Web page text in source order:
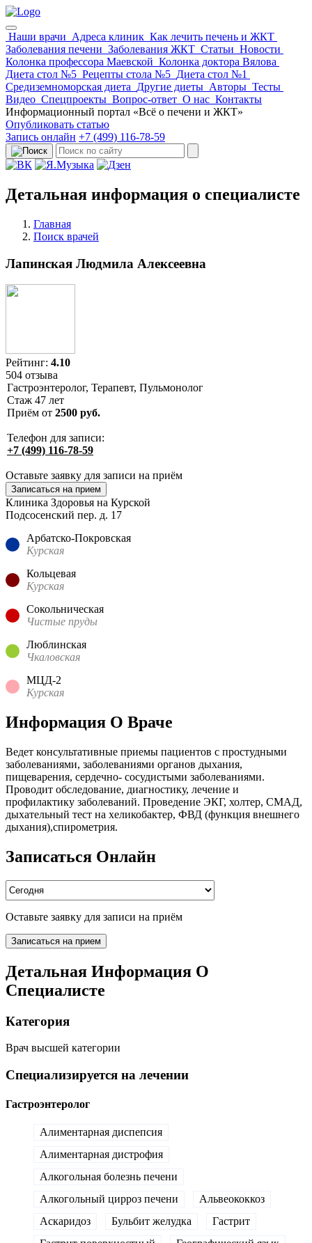
Наши врачи Адреса клиник Как лечить печень и ЖКТ
Заболевания печени Заболевания ЖКТ Статьи Новости
Колонка профессора Маевской Колонка доктора Вялова
Диета стол №5 Рецепты стола №5 Диета стол №1
Средиземноморская диета Другие диеты Авторы Тесты
Видео Спецпроекты Вопрос-ответ О нас Контакты
Информационный портал «Всё о печени и ЖКТ»
Опубликовать статью
Запись онлайн +7 (499) 116-78-59
Я ознакомлен с политикой конфиденциальностии
пользовательским соглашением сервиса DocDoc, даю своё
согласие Сервису наобработку моих персональных данных
уведомлен о том, что согласнополитике обработки ПД
оператором моих данных будет являться сервис DocDoc
Отправить
Детальная информация о специалисте
Главная
Поиск врачей
Лапинская Людмила Алексеевна
Рейтинг: 4.10
504 отзыва
Гастроэнтеролог, Терапевт, Пульмонолог
Стаж 47 лет
Приём от 2500 руб.
Телефон для записи:
+7 (499) 116-78-59
Оставьте заявку для записи на приём
Записаться на прием
Клиника Здоровья на Курской
Подсосенский пер. д. 17
Арбатско-Покровская
Курская
Кольцевая
Курская
Сокольническая
Чистые пруды
Люблинская
Чкаловская
МЦД-2
Курская
Информация О Враче
Ведет консультативные приемы пациентов с простудными
заболеваниями, заболеваниями органов дыхания,
пищеварения, сердечно- сосудистыми заболеваниями.
Проводит обследование, диагностику, лечение и
профилактику заболеваний. Проведение ЭКГ, холтер, СМАД,
дыхательный тест на хеликобактер, ФВД (функция внешнего
дыхания),спирометрия.
Записаться Онлайн
Оставьте заявку для записи на приём
Записаться на прием
Детальная Информация О
Специалисте
Категория
Врач высшей категории
Специализируется на лечении
Гастроэнтеролог
Алиментарная диспепсия
Алиментарная дистрофия
Алкогольная болезнь печени
Алкогольный цирроз печени
Альвеококкоз
Аскаридоз
Бульбит желудка
Гастрит
Имя Телефон
Отправить
Раз в неделю мы отправляем дайджест с самыми
популярными статьями.
Email*
Я согласен на получение информационной рассылки,
своих персональных данныхв соответствии с
конфиденциальностиипользовательским соглашением